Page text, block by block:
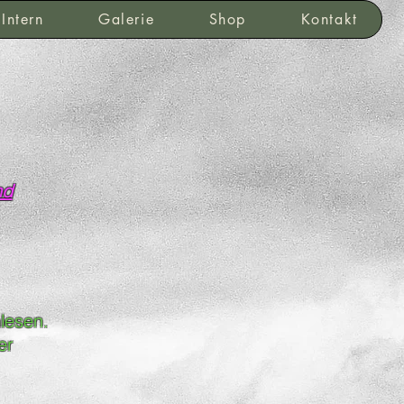
Intern Galerie Shop Kontakt